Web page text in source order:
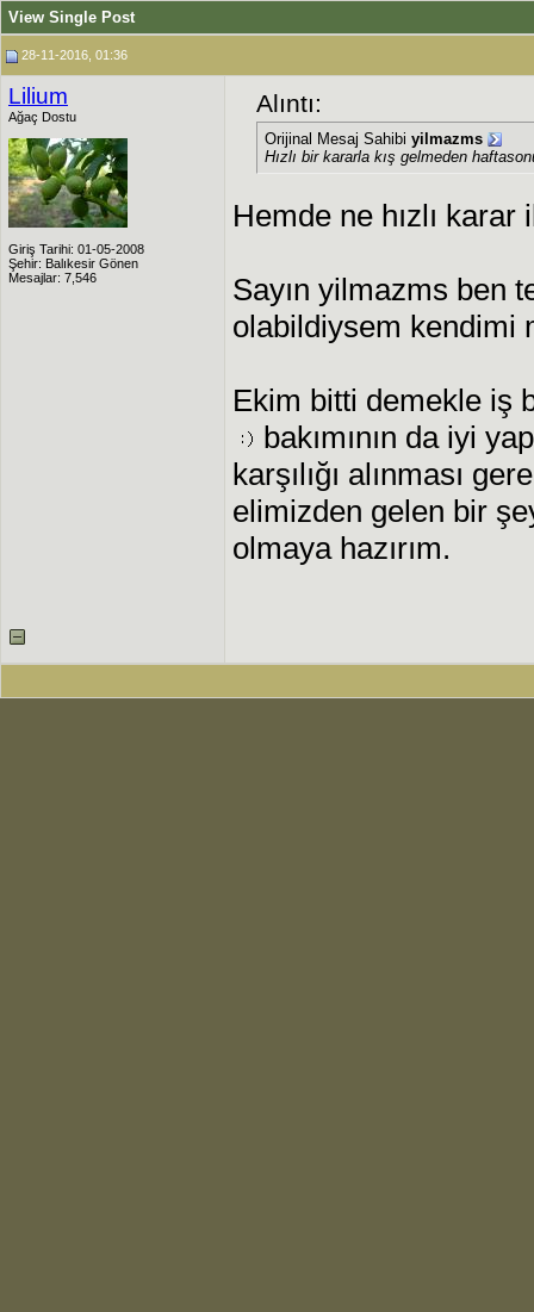
View Single Post
28-11-2016, 01:36
Lilium
Ağaç Dostu
Giriş Tarihi: 01-05-2008
Şehir: Balıkesir Gönen
Mesajlar: 7,546
Alıntı:
Orijinal Mesaj Sahibi yilmazms
Hızlı bir kararla kış gelmeden
Hemde ne hızlı
Sayın yilmazms ben
olabildiysem kendimi
Ekim bitti demekle iş
bakımının da iyi
karşılığı alınması
elimizden gelen bir
olmaya hazırım.